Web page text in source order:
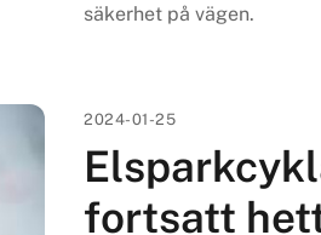
säkerhet på vägen.
2024-01-25
fortsatt